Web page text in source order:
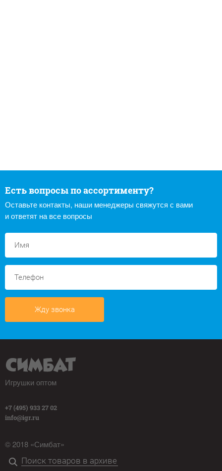
Есть вопросы по ассортименту?
Оставьте контакты, наши менеджеры свяжутся с вами
и ответят на все вопросы
Жду звонка
Игрушки оптом
+7 (495) 933 27 02
info@igr.ru
© 2018 «Симбат»